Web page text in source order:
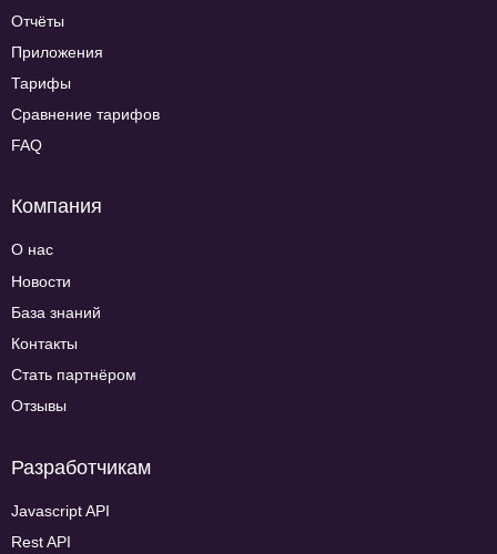
Отчёты
Приложения
Тарифы
Сравнение тарифов
FAQ
Компания
О нас
Новости
База знаний
Контакты
Стать партнёром
Отзывы
Разработчикам
Javascript API
Rest API